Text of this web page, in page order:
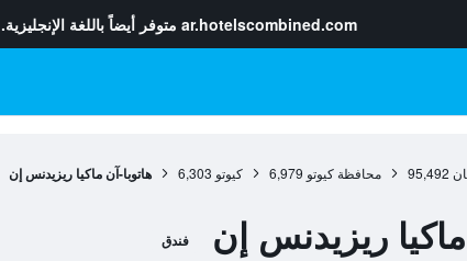
ar.hotelscombined.com متوفر أيضاً باللغة الإنجليزية.
95,492 محافظة كيوتو 6,979 كيوتو 6,303 هاتوبا-آن ماكيا ريزيدنس إن
ريزيدنس إن فندق